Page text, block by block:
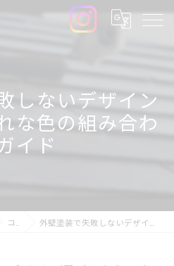
しないデザイン
な色の組み合わ
イド
コラム 外壁塗装で失敗しないデザイン選びとおしゃれな色の組み合わせガイド